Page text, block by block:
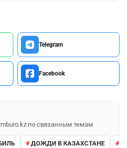
Telegram
Facebook
по связанным темам
ДОЖДИ В КАЗАХСТАНЕ